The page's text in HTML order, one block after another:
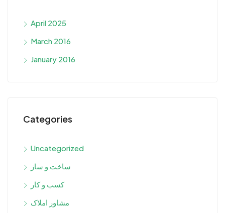
April 2025
March 2016
January 2016
Categories
Uncategorized
ساخت و ساز
کسب و کار
مشاور املاک